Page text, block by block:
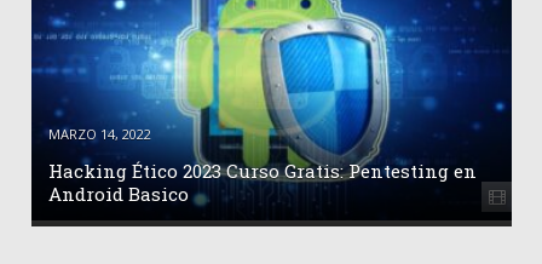
MARZO 14, 2022
Hacking Ético 2023 Curso Gratis: Pentesting en
Android Basico